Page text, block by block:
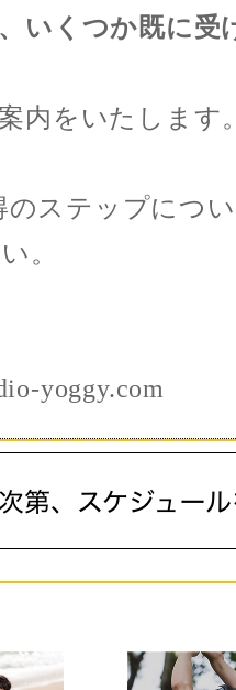
いくつか既に
内をいたします
のステップにつ
。
yoggy.com